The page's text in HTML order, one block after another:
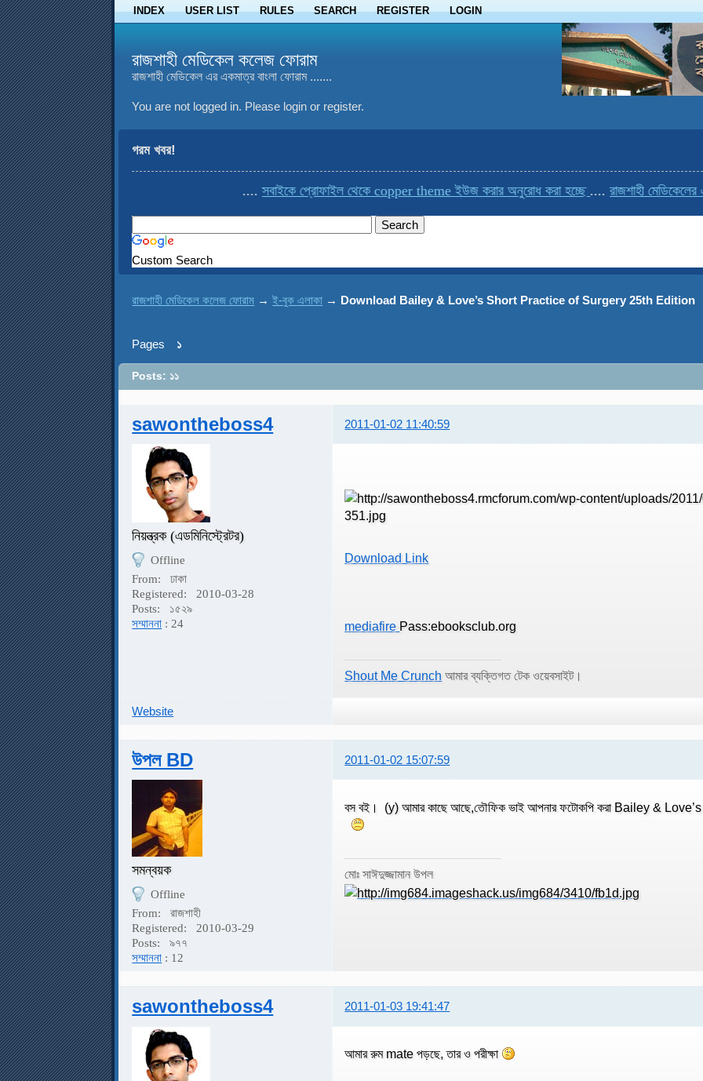
INDEX USER LIST RULES SEARCH REGISTER LOGIN
রাজশাহী মেডিকেল কলেজ ফোরাম
রাজশাহী মেডিকেল এর একমাত্র বাংলা ফোরাম .......
You are not logged in. Please login or register.
গরম খবর!
সবাইকে প্রোফাইল থেকে copper theme ইউজ করার অনুরোধ করা হচ্ছে .... রাজশাহী মেডিকেলের একমাত্র
Custom Search
রাজশাহী মেডিকেল কলেজ ফোরাম →ই-বুক এলাকা → Download Bailey & Love’s Short Practice of Surgery 25th Edition
Pages ১
Posts: ১১
sawontheboss4 2011-01-02 11:40:59
নিয়ন্ত্রক (এডমিনিস্ট্রেটর)
Offline
From:
ঢাকা
Registered:
2010-03-28
Posts:
১৫২৯
সম্মাননা : 24
Download Link
mediafire Pass:ebooksclub.org
Shout Me Crunch আমার ব্যক্তিগত টেক ওয়েবসাইট।
Website
উপল BD 2011-01-02 15:07:59
সমন্বয়ক
Offline
From:
রাজশাহী
Registered:
2010-03-29
Posts:
৯৭৭
সম্মাননা : 12
বস বই। (y) আমার কাছে আছে,তৌফিক ভাই আপনার ফটোকপি করা Bailey &
মোঃ সাঈদুজ্জামান উপল
sawontheboss4 2011-01-03 19:41:47
আমার রুম mate পড়ছে, তার ও পরীক্ষা